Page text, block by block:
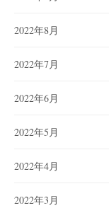
2022年8月
2022年7月
2022年6月
2022年5月
2022年4月
2022年3月